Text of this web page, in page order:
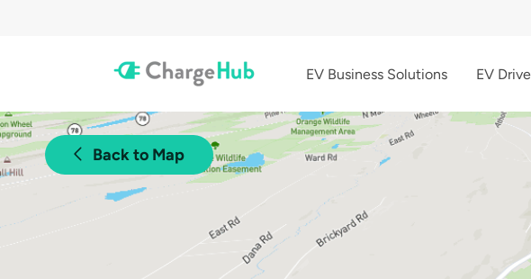
EV Business Solutions EV
Back to Map